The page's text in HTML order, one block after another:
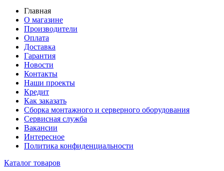
Главная
О магазине
Производители
Оплата
Доставка
Гарантия
Новости
Контакты
Наши проекты
Кредит
Как заказать
Сборка монтажного и серверного оборудования
Сервисная служба
Вакансии
Интересное
Политика конфиденциальности
Каталог товаров